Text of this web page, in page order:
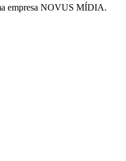
empresa NOVUS MÍDIA.